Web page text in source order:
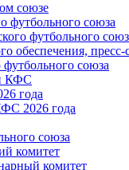
союзе
футбольного союза
футбольного
обеспечения, пресс-
союза
КФС
года
2026 года
союза
комитет
комитет